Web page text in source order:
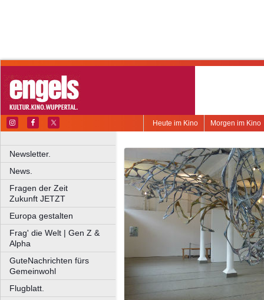
Morgen im Kino
Heute im Kino
Newsletter.
News.
Fragen der Zeit
Zukunft JETZT
Europa gestalten
Frag' die Welt | Gen Z &
Alpha
GuteNachrichten fürs
Gemeinwohl
Flugblatt.